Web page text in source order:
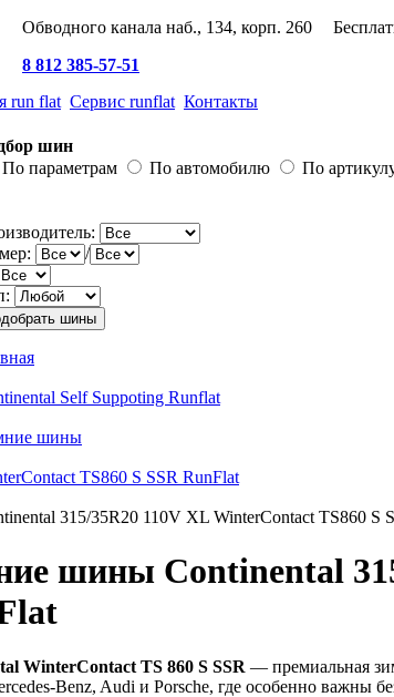
Обводного канала наб., 134, корп. 260
8 812 385-57-51
run flat Сервис runflat Контакты
шин
По параметрам
По автомобилю По
/
Self Suppoting Runflat
шины
TS860 S SSR RunFlat
315/35R20 110V XL WinterContact TS860 S
шины Continental
WinterContact TS 860 S SSR — премиальная
Benz, Audi и Porsche, где особенно важны